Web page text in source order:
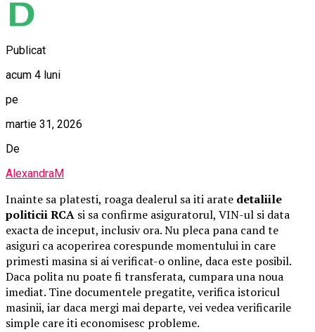
Publicat
acum 4 luni
pe
martie 31, 2026
De
AlexandraM
Inainte sa platesti, roaga dealerul sa iti arate detaliile
politicii RCA si sa confirme asiguratorul, VIN-ul si data
exacta de inceput, inclusiv ora. Nu pleca pana cand te
asiguri ca acoperirea corespunde momentului in care
primesti masina si ai verificat-o online, daca este posibil.
Daca polita nu poate fi transferata, cumpara una noua
imediat. Tine documentele pregatite, verifica istoricul
masinii, iar daca mergi mai departe, vei vedea verificarile
simple care iti economisesc probleme.